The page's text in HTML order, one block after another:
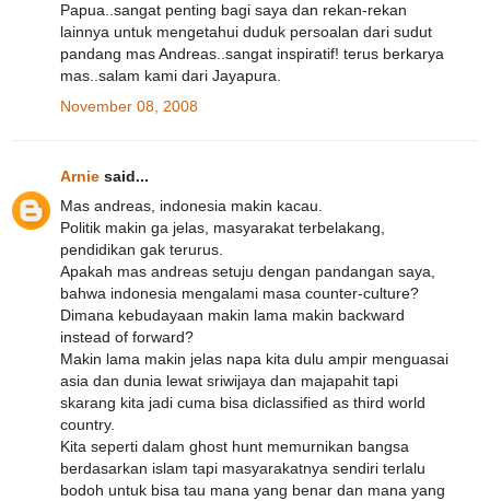
Papua..sangat penting bagi saya dan rekan-rekan
lainnya untuk mengetahui duduk persoalan dari sudut
pandang mas Andreas..sangat inspiratif! terus berkarya
mas..salam kami dari Jayapura.
November 08, 2008
Arnie said...
Mas andreas, indonesia makin kacau.
Politik makin ga jelas, masyarakat terbelakang,
pendidikan gak terurus.
Apakah mas andreas setuju dengan pandangan saya,
bahwa indonesia mengalami masa counter-culture?
Dimana kebudayaan makin lama makin backward
instead of forward?
Makin lama makin jelas napa kita dulu ampir menguasai
asia dan dunia lewat sriwijaya dan majapahit tapi
skarang kita jadi cuma bisa diclassified as third world
country.
Kita seperti dalam ghost hunt memurnikan bangsa
berdasarkan islam tapi masyarakatnya sendiri terlalu
bodoh untuk bisa tau mana yang benar dan mana yang